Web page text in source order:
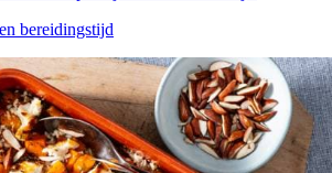
bereidingstijd